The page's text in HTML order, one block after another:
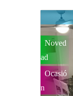
802-721
Noved
ad
Ocasió
n